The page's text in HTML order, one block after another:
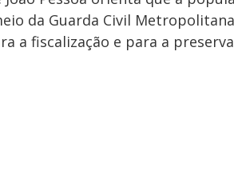
da Guarda Civil
a fiscalização e para a